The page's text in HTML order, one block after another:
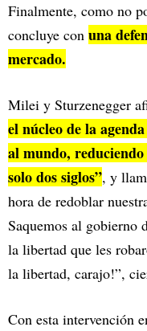
Finalmente, como no
concluye con una
mercado.
Milei y Sturzenegger
el núcleo de la
al mundo,
solo dos siglos”, y
hora de redoblar
Saquemos al gobierno
la libertad que les
la libertad, carajo!”,
Con esta intervención